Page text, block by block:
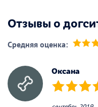
Отзывы о
Средняя оценка:
Оксана
(*) (*) (*)